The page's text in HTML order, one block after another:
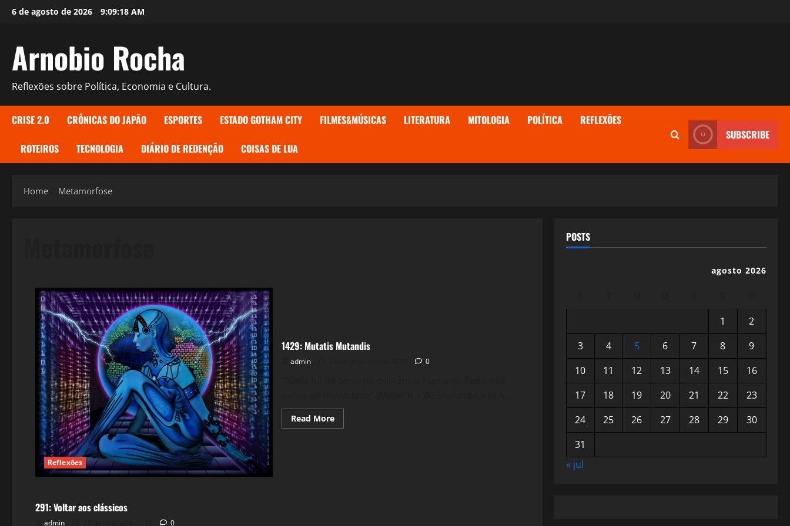
Skip6 de agosto de 2026 9:09:18 AM
Arnobio Rocha
Reflexões sobre Política, Economia e Cultura.
CRISE 2.0 CRÔNICAS DO JAPÃO ESPORTES ESTADO GOTHAM CITY FILMES&MÚSICAS LITERATURA MITOLOGIA POLÍTICA REFLEXÕES
ROTEIROS TECNOLOGIA DIÁRIO DE REDENÇÃO COISAS DE LUA
SUBSCRIBE
Home Metamorfose
Reflexões
1429: Mutatis Mutandis
admin 0
Read MoreRead
more
Literatura
291: Voltar aos clássicos
admin 0
POSTS
agosto 2026
1
2
3
4 5 6 7 8
9
10
11 12 13 14 15
16
17
18 19 20 21 22
23
24
25 26 27 28 29
30
31
« jul